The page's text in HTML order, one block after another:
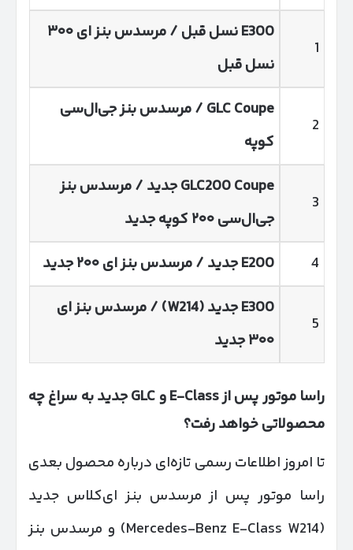
1
E
300 نسل قبل / مرسدس بنز ای ۳۰۰
نسل قبل
2
GLC Coupe / مرسدس بنز جی‌ال‌سی
کوپه
3
GLC200Coupe
جدید / مرسدس بنز
جی‌ال‌سی ۲۰۰ کوپه جدید
4
E200 جدید / مرسدس بنز ای ۲۰۰ جدید
5
E300 جدید ( W214) / مرسدس بنز ای
۳۰۰ جدید
راسا موتور پس ازE-ClassوGLCجدید به سراغ چه
محصولاتی خواهد رفت؟
تا امروز اطلاعات رسمی تازه‌ای درباره محصول بعدی
راسا موتور پس از مرسدس بنز ای‌کلاس جدید
(Mercedes-Benz E-Class W214) و مرسدس بنز